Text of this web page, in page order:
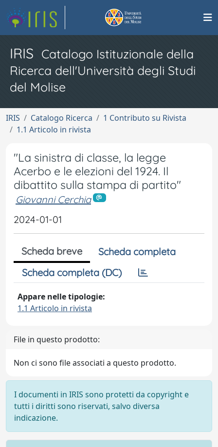
IRIS Catalogo Istituzionale della
Ricerca dell'Università degli Studi
del Molise
IRIS Catalogo Ricerca
1 Contributo su Rivista
1.1 Articolo in rivista
"La sinistra di classe, la legge
Acerbo e le elezioni del 1924. Il
dibattito sulla stampa di partito"
Giovanni Cerchia
2024-01-01
Scheda breve
Scheda completa
Scheda completa (DC)
Appare nelle tipologie:
1.1 Articolo in rivista
File in questo prodotto:
Non ci sono file associati a questo prodotto.
I documenti in IRIS sono protetti da copyright e
tutti i diritti sono riservati, salvo diversa
indicazione.